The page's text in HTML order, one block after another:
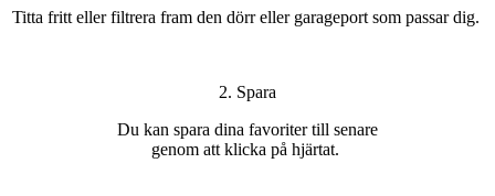
Titta fritt eller filtrera fram den dörr eller garageport som passardig.
2. Spara
Du kan spara dina favoritertill senare
genom att klicka på hjärtat.